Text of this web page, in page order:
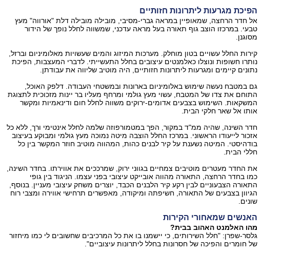
הפיכת מגרעות ליתרונות חזותיים
אל חדר הרחצה, שמאופיין במראה גברי-מסיבי, מובילה מובילה דלת "אורווה" מעץ
טבעי. במרכזו הוצב גוף תאורה בעל מראה עדכני, שמשווה לחלל נופך של הידור
מסוגנן.
קירות החלל עשויים בטון מוחלק. מערכות המיזוג והמים שעשויות מאלומיניום וברזל,
נותרו חשופות ונוצלו כאלמנטים עיצובים בחלל התעשייתי. לדברי המעצבות, הפיכת
נתונים קיימים ומגרעות ליתרונות חזותיים, היה מוטיב שליווה את עבודתן.
גם במטבח נעשה שימוש באלומיניום בארונות ובמשטחי העבודה. דלפק האוכל,
התוחם את צדו של המטבח, עשוי מעץ גולמי ומרחף מעליו בר יינות מזכוכית לתצוגת
המשקאות. השימוש בצבעים אדומים-ירוקים משווה לחלל חום ודינאמיות ומקשר
אותו אל שאר חלקי הבית.
חדר השינה, שהיה ממ"ד במקור, הפך במטמורפוזה שלמה לחלל אינטימי ורך, ללא כל
אזכור לייעודו הראשוני. במרכז החלל הוצבה מיטה נמוכה מעץ גולמי ומבוקע בעיצוב
בודהיסטי. המיטה נשענת על קיר לבנים כהות, המהווה מוטיב חוזר המקשר בין כל
חללי הבית.
את החדר מעטרים מוטיבים צמחיים בגווני ירוק, שמרככים את אווירתו. בחדר השינה,
כמו בחדר הרחצה, התאורה מהווה אובייקט עיצובי בפני עצמו. הניגוד בין גופי
התאורה הצבעוניים לבין רקע קיר הלבנים הכבד, יוצרים משחק עיצובי מעניין. בנוסף,
הגיוון בצבעים של התאורה, חשיפתה ומיקודה, מאפשרים תרחישי אווירה ומצבי רוח
שונים.
האנשים שמאחורי הקירות
מהו האלמנט האהוב בבית?
גלסר-שפרן: "חלל השירותים, כי יישמנו בו את כל המרכיבים שחשובים לי כמו מיחזור
של חומרים והפיכה של חסרונות בחלל ליתרונות עיצוביים".